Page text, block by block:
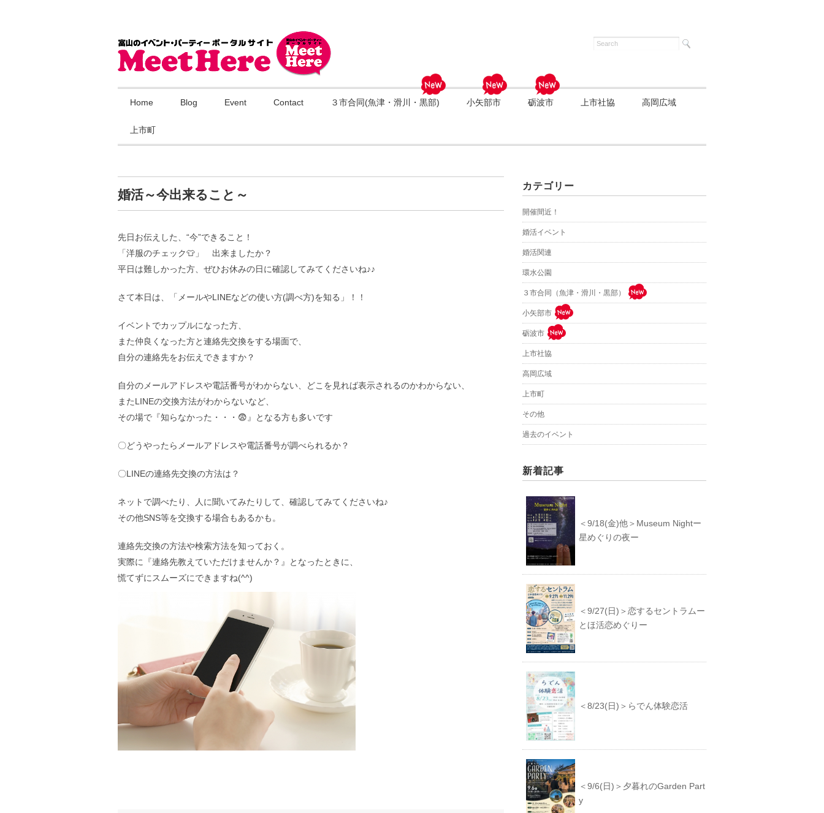
Home Blog Event Contact ３市合同(魚津・滑川・黒部) 小矢部市 砺波市 上市社協 高岡広域
上市町
婚活～今出来ること～
先日お伝えした、“今”できること！
「洋服のチェック👕」 出来ましたか？
平日は難しかった方、ぜひお休みの日に確認してみてくださいね♪♪
さて本日は、「メールやLINEなどの使い方(調べ方)を知る」！！
イベントでカップルになった方、
また仲良くなった方と連絡先交換をする場面で、
自分の連絡先をお伝えできますか？
自分のメールアドレスや電話番号がわからない、どこを見れば表示されるのかわからない、
またLINEの交換方法がわからないなど、
その場で『知らなかった・・・😨』となる方も多いです
〇どうやったらメールアドレスや電話番号が調べられるか？
〇LINEの連絡先交換の方法は？
ネットで調べたり、人に聞いてみたりして、確認してみてくださいね♪
その他SNS等を交換する場合もあるかも。
連絡先交換の方法や検索方法を知っておく。
実際に『連絡先教えていただけませんか？』となったときに、
慌てずにスムーズにできますね(^^)
カテゴリー
開催間近！
婚活イベント
婚活関連
環水公園
３市合同（魚津・滑川・黒部）
小矢部市
砺波市
上市社協
高岡広域
上市町
その他
過去のイベント
新着記事
＜9/18(金)他＞Museum Nightー
星めぐりの夜ー
＜9/27(日)＞恋するセントラムー
とほ活恋めぐりー
＜8/23(日)＞らでん体験恋活
＜9/6(日)＞夕暮れのGarden Part
y